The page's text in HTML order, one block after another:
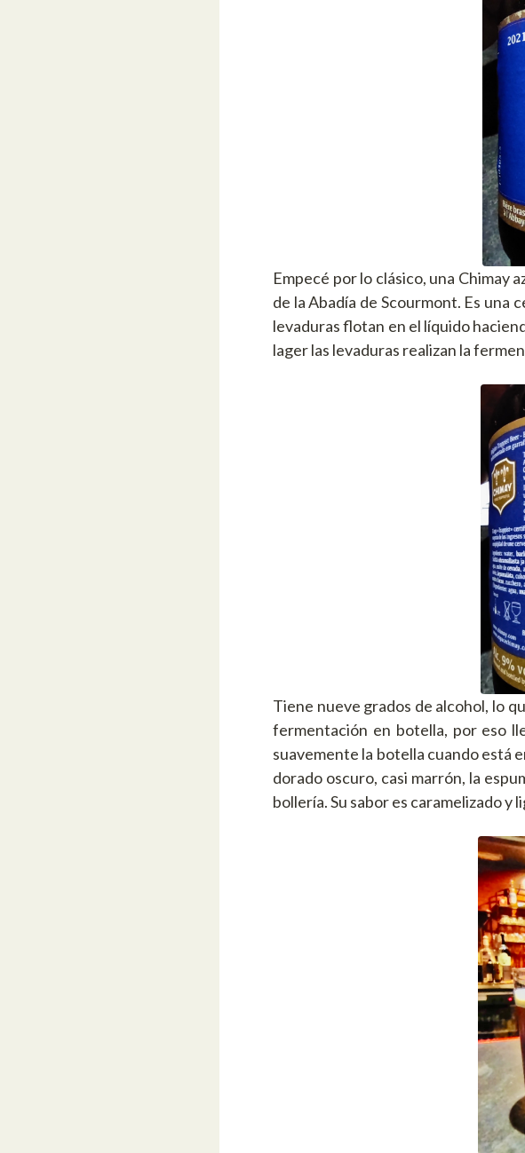
Empecé por lo clásico, una Chimay
de la Abadía de Scourmont. Es una
levaduras flotan en el líquido
lager las levaduras realizan la
Tiene nueve grados de alcohol, lo
fermentación en botella, por eso
suavemente la botella cuando está
dorado oscuro, casi marrón, la
bollería. Su sabor es caramelizado